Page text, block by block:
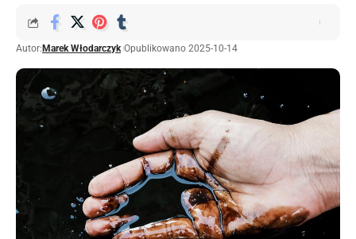
Autor: Marek Włodarczyk Opublikowano 2025-10-14